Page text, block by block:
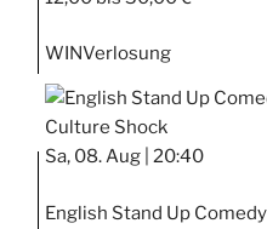
WINVerlosung
Sa, 08. Aug | 20:40
English Stand Up